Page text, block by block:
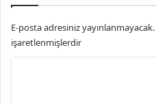
E-posta adresiniz yayınlanmayacak.
işaretlenmişlerdir